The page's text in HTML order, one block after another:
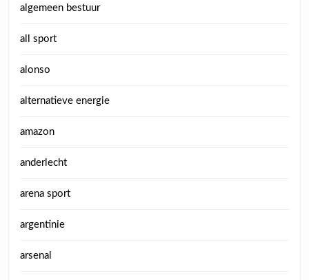
algemeen bestuur
all sport
alonso
alternatieve energie
amazon
anderlecht
arena sport
argentinie
arsenal